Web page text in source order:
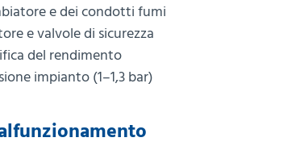
e dei condotti fumi
e valvole di sicurezza
del rendimento
impianto (1–1,3 bar)